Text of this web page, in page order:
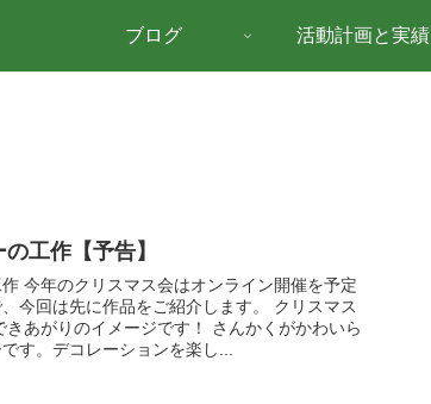
ブログ 活動計画と実績
工作【予告】
今年のクリスマス会はオンライン開催を予定
今回は先に作品をご紹介します。 クリスマス
きあがりのイメージです！ さんかくがかわいら
す。デコレーションを楽し...